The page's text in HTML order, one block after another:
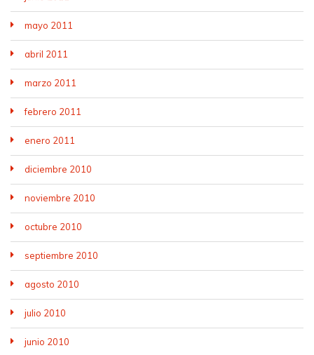
mayo 2011
abril 2011
marzo 2011
febrero 2011
enero 2011
diciembre 2010
noviembre 2010
octubre 2010
septiembre 2010
agosto 2010
julio 2010
junio 2010